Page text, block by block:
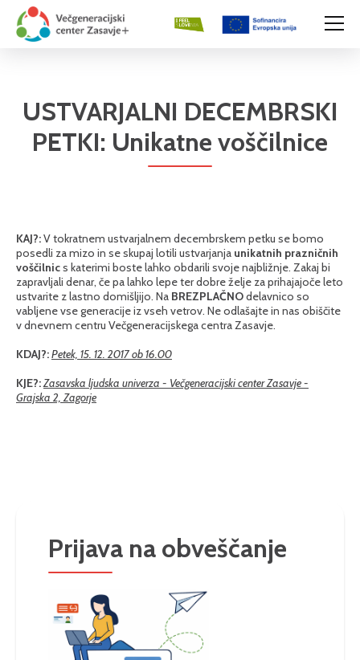
USTVARJALNI DECEMBRSKI
PETKI: Unikatne voščilnice
KAJ?:V tokratnem ustvarjalnem decembrskem petku se bomo
posedli za mizo in se skupaj lotili ustvarjanja unikatnih prazničnih
voščilnics katerimi boste lahko obdarili svoje najbližnje. Zakaj bi
zapravljali denar, če pa lahko lepe ter dobre želje za prihajajoče leto
ustvarite z lastno domišljijo. Na BREZPLAČNOdelavnico so
vabljene vse generacije iz vseh vetrov. Ne odlašajte in nas obiščite
v dnevnem centru Večgeneracijskega centra Zasavje.
KDAJ?:Petek, 15. 12. 2017 ob 16.00
KJE?:Zasavska ljudska univerza - Večgeneracijski center Zasavje -
Grajska 2, Zagorje
Prijava na obveščanje